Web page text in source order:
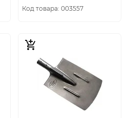
Код товара: 003557